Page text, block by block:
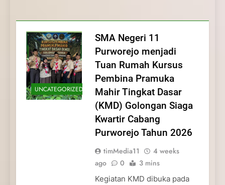
dan Pengabdian Generasi
Pramuka
Pramuka
Kepedulian
UNCATEGORIZED
SMA Negeri 11
Purworejo menjadi
Tuan Rumah Kursus
Pembina Pramuka
Mahir Tingkat Dasar
(KMD) Golongan Siaga
Kwartir Cabang
Purworejo Tahun 2026
timMedia11
4 weeks
ago
0 3 mins
Kegiatan KMD dibuka pada